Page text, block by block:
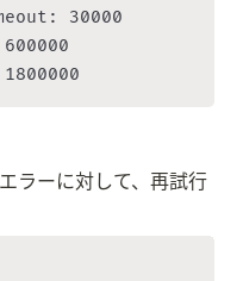
30000
ラーに対して、再試行